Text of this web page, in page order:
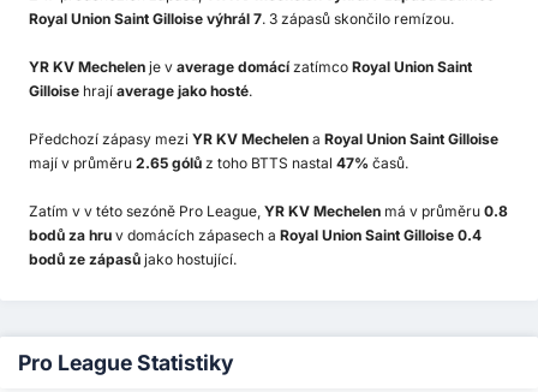
Royal Union Saint Gilloise výhrál 7. 3 zápasů skončilo remízou.
YR KV Mechelen je v average domácí zatímco Royal Union Saint
Gilloise hrají average jako hosté.
Předchozí zápasy mezi YR KV Mechelen a Royal Union Saint Gilloise
mají v průměru 2.65 gólů z toho BTTS nastal 47% časů.
Zatím v v této sezóně Pro League, YR KV Mechelen má v průměru 0.8
bodů za hru v domácích zápasech a Royal Union Saint Gilloise 0.4
bodů ze zápasů jako hostující.
Pro League Statistiky